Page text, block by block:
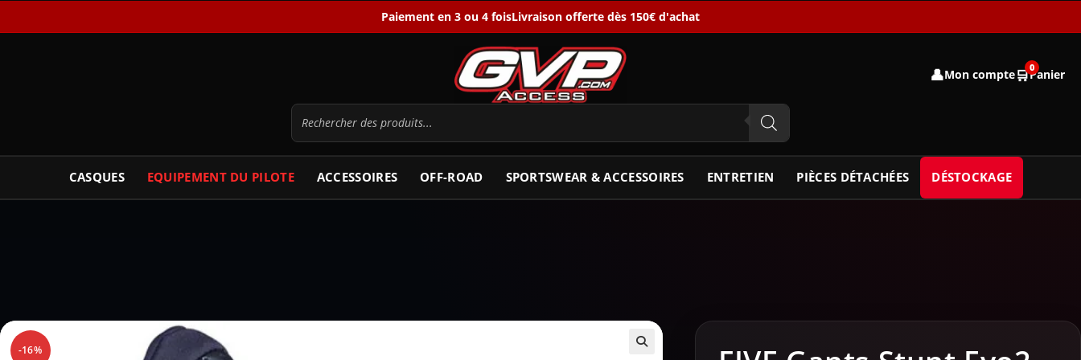
Paiement en 3 ou 4 foisLivraison offerte dès 150€ d'achat
👤Mon compte🛒0
Panier
CASQUES EQUIPEMENT DU PILOTE ACCESSOIRES OFF-ROAD SPORTSWEAR & ACCESSOIRES ENTRETIEN PIÈCES DÉTACHÉES DÉSTOCKAGE
-16%